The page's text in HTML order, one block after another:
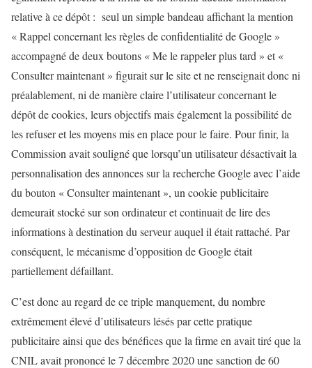
relative à ce dépôt : seul un simple bandeau affichant la mention
« Rappel concernant les règles de confidentialité de Google »
accompagné de deux boutons « Me le rappeler plus tard » et «
Consulter maintenant » figurait sur le site et ne renseignait donc ni
préalablement, ni de manière claire l’utilisateur concernant le
dépôt de cookies, leurs objectifs mais également la possibilité de
les refuser et les moyens mis en place pour le faire. Pour finir, la
Commission avait souligné que lorsqu’un utilisateur désactivait la
personnalisation des annonces sur la recherche Google avec l’aide
du bouton « Consulter maintenant », un cookie publicitaire
demeurait stocké sur son ordinateur et continuait de lire des
informations à destination du serveur auquel il était rattaché. Par
conséquent, le mécanisme d’opposition de Google était
partiellement défaillant.
C’est donc au regard de ce triple manquement, du nombre
extrêmement élevé d’utilisateurs lésés par cette pratique
publicitaire ainsi que des bénéfices que la firme en avait tiré que la
CNIL avait prononcé le 7 décembre 2020 une sanction de 60